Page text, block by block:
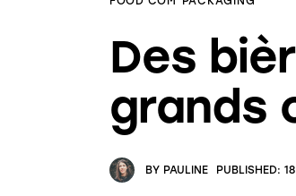
Des
grands
BY PAULINE PUBLISHED: